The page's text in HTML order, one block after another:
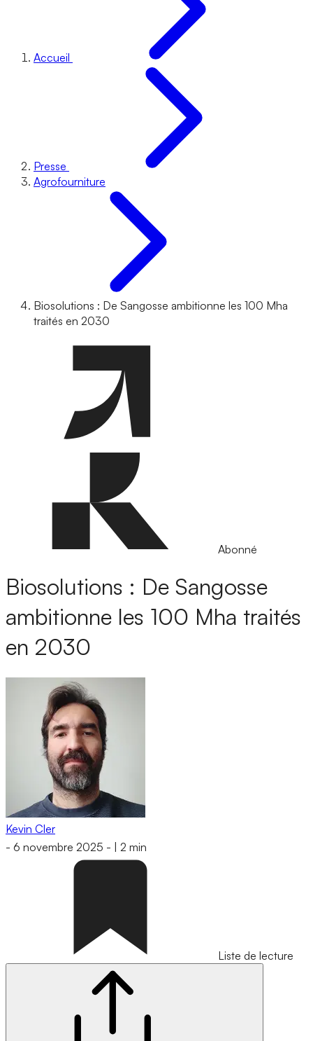
Accueil
Presse
Agrofourniture
Biosolutions : De Sangosse ambitionne les 100 Mha
traités en 2030
Abonné
Biosolutions : De Sangosse
ambitionne les 100 Mha traités
en 2030
Kevin Cler
- 6 novembre 2025 - 2 min
Liste de lecture